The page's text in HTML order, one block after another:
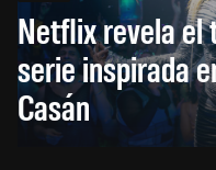
Netflix revela el
serie inspirada
Casán